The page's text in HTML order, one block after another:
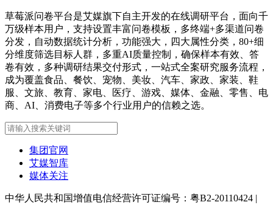
草莓派问卷平台是艾媒旗下自主开发的在线调研平台，面向千
万级样本用户，支持设置丰富问卷模板，多终端+多渠道问卷
分发，自动数据统计分析，功能强大，四大属性分类，80+细
分维度筛选目标人群，多重AI质量控制，确保样本有效、答
卷有效，多种调研结果交付形式，一站式全案研究服务流程，
成为覆盖食品、餐饮、宠物、美妆、汽车、家政、家装、鞋
服、文旅、教育、家电、医疗、游戏、媒体、金融、零售、电
商、AI、消费电子等多个行业用户的信赖之选。
集团官网
艾媒智库
媒体关注
中华人民共和国增值电信经营许可证编号：粤B2-20110424 |